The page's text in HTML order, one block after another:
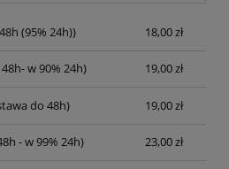
(95% 24h)) 18,00 zł
w 90% 24h) 19,00 zł
do 48h) 19,00 zł
- w 99% 24h) 23,00 zł